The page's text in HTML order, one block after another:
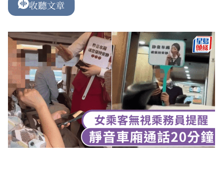
收聽文章